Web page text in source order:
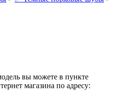
вы можете в пункте
магазина по адресу: